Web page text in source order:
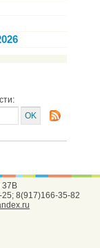
37В
8(917)166-35-82